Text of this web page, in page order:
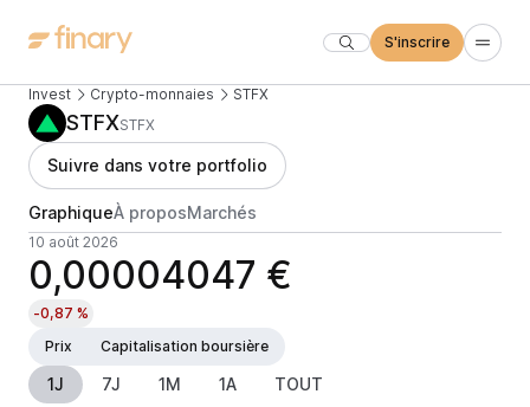
S'inscrire
Invest Crypto-monnaies STFX
STFXSTFX
Suivre dans votre portfolio
GraphiqueÀ proposMarchés
10 août 2026
0,00004047 €
-0,87 %
Prix
Capitalisation boursière
1J 7J 1M 1A TOUT